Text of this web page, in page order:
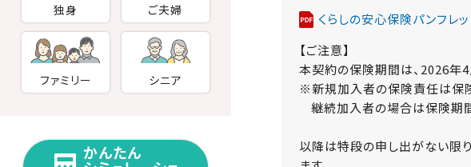
独身 ご夫婦
ファミリー シニア
かんたん
くらしの安心保険パンフレッ
【ご注意】
本契約の保険期間は、2026年
※新規加入者の保険責任は保
継続加入者の場合は保険期
以降は特段の申し出がない限